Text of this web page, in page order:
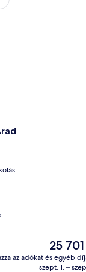
Az
ár
25 701 Ft
25
az adókat és egyéb
szept. 1. –